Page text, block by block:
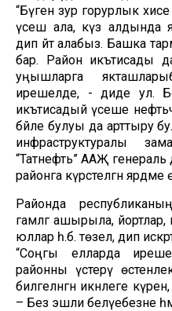
“Бүген зур горурлык хисе
үсеш ала, күз алдында
дип әйтә алабыз. Башка
бар. Район икътисады
уңышларга
ирешелде, - диде ул.
икътисадый үсеше
бәйле булуы да арттыру
инфраструктуралы
“Татнефть” ААҖ
районга күрсәтелгән ярдәме
Районда
гамәлгә ашырыла, йортлар,
юллар һ.б. төзелә, дип
“Соңгы елларда
районны үстерү
билгеләнгән икәнлеге
– Без эшли белүебезне